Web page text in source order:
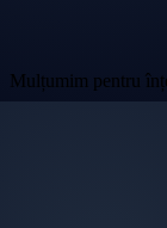
Mulțumim pentru